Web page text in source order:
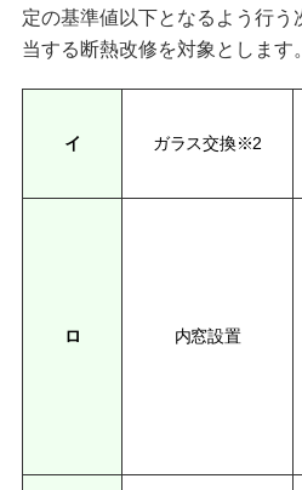
定の基準値以下となるよう行
当する断熱改修を対象とします。
イ ガラス交換※2
ロ 内窓設置